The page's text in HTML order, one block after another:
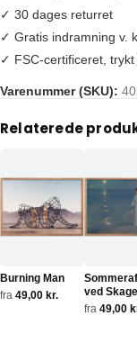
✓ 30 dages returret
✓ Gratis indramning v.
✓ FSC-certificeret,
Varenummer (SKU):
Tags: paul klee, witch,
Relaterede
Burning Man
fra 49,00 kr.
ved
strand
fra 49,00